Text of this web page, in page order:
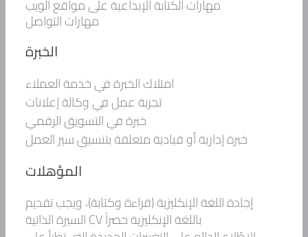
مهارات الكتابة الإبداعية على مواقع الويب
مهارات التواصل
الخبرة
امتلاك الخبرة في خدمة العملاء
تجربة عمل في وكالة إعلانات
خبرة في التسويق الرقمي
خبرة إدارية أو قيادية متعلقة بتنسيق سير العمل
المؤهلات
إجادة اللغة الإنكليزية (قراءة وكتابة)، ويجب تقديم
السيرة الذاتية CV باللغة الإنكليزية حصراً